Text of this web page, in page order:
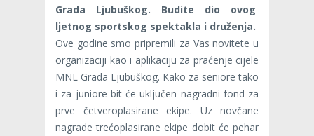
Grada Ljubuškog. Budite dio ovog
ljetnog sportskog spektakla i druženja.
Ove godine smo pripremili za Vas novitete u
organizaciji kao i aplikaciju za praćenje cijele
MNL Grada Ljubuškog. Kako za seniore tako
i za juniore bit će uključen nagradni fond za
prve četveroplasirane ekipe. Uz novčane
nagrade trećoplasirane ekipe dobit će pehar